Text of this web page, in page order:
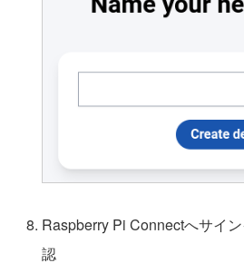
Raspberry Pi Connectへサイ
認